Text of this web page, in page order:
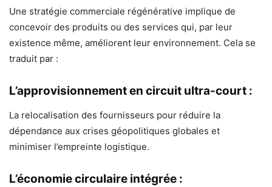
Une stratégie commerciale régénérative implique de
concevoir des produits ou des services qui, par leur
existence même, améliorent leur environnement. Cela se
traduit par :
L’approvisionnement en circuit ultra-court :
La relocalisation des fournisseurs pour réduire la
dépendance aux crises géopolitiques globales et
minimiser l’empreinte logistique.
L’économie circulaire intégrée :